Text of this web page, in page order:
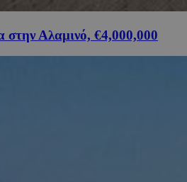
στην Αλαμινό, €4,000,000